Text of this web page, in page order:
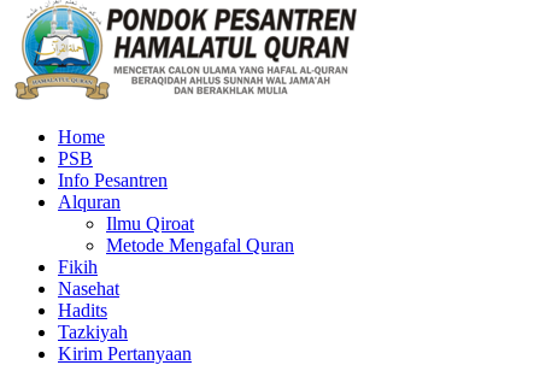
Home
PSB
Info Pesantren
Alquran
Ilmu Qiroat
Metode Mengafal Quran
Fikih
Nasehat
Hadits
Tazkiyah
Kirim Pertanyaan